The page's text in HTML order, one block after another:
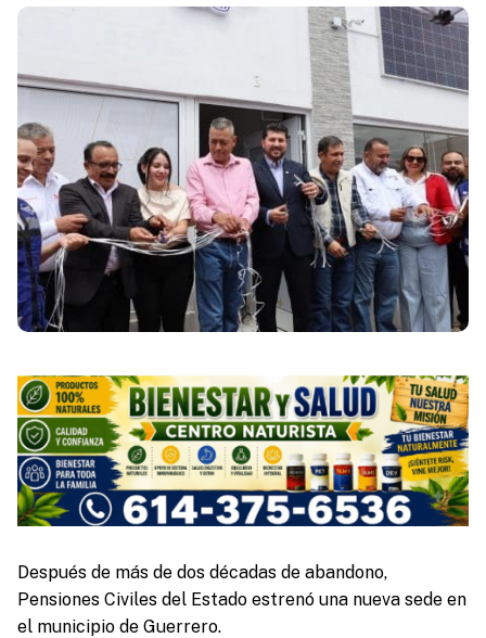
Después de más de dos décadas de abandono,
Pensiones Civiles del Estado estrenó una nueva sede en
el municipio de Guerrero.